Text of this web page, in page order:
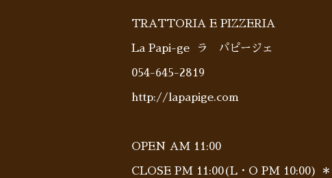
TRATTORIA E PIZZERIA
La Papi-ge ラ パピージェ
054-645-2819
http://lapapige.com
OPEN AM 11:00
CLOSE PM 11:00(L・O PM 10:00)